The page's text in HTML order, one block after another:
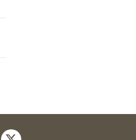
twitter